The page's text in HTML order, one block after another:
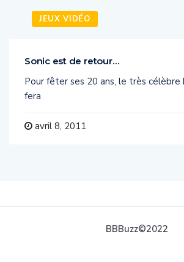
JEUX VIDÉO
Sonic est de retour…
Pour fêter ses 20 ans, le très célèbre
fera
avril 8, 2011
BBBuzz©2022